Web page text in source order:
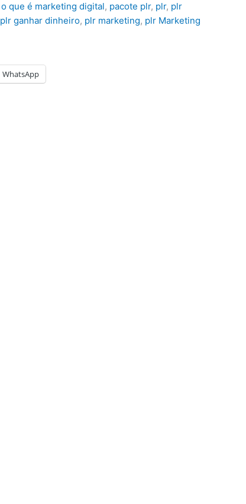
o que é marketing digital, pacote plr, plr, plr
plr ganhar dinheiro, plr marketing, plr Marketing
WhatsApp